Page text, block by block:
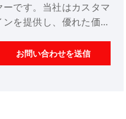
です。当社はカスタマ
を提供し、優れた価格
たします。
お問い合わせを送信